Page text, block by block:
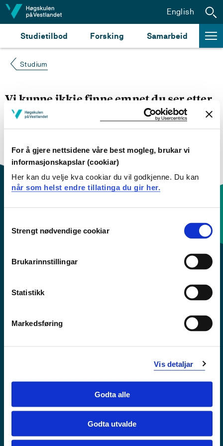
For å gjere nettsidene våre best mogleg, brukar vi
informasjonskapslar (cookiar)
Her kan du velje kva cookiar du vil godkjenne. Du kan
når som helst endre tillatinga du gir her.
Selection
Strengt nødvendige cookiar
Brukarinnstillingar
Statistikk
Markedsføring
Vis detaljar
Godta alle
Godta utvalde
Hopp til innhald
Studietilbod Forsking Samarbeid
English
Studium
Vi kunne ikkje finne emnet du ser etter
søke opp emnet du ser etter i
engelsk emneplan ved å klikke på «English».